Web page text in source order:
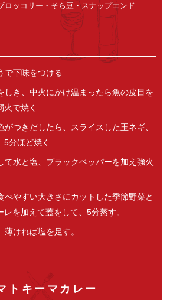
ロッコリー・そら豆・スナップエンド
で下味をつける
しき、中火にかけ温まったら魚の皮目を
火で焼く
がつきだしたら、スライスした玉ネギ、
5分ほど焼く
て水と塩、ブラックペッパーを加え強火
べやすい大きさにカットした季節野菜と
を加えて蓋をして、5分蒸す。
ければ塩を足す。
トキーマカレー